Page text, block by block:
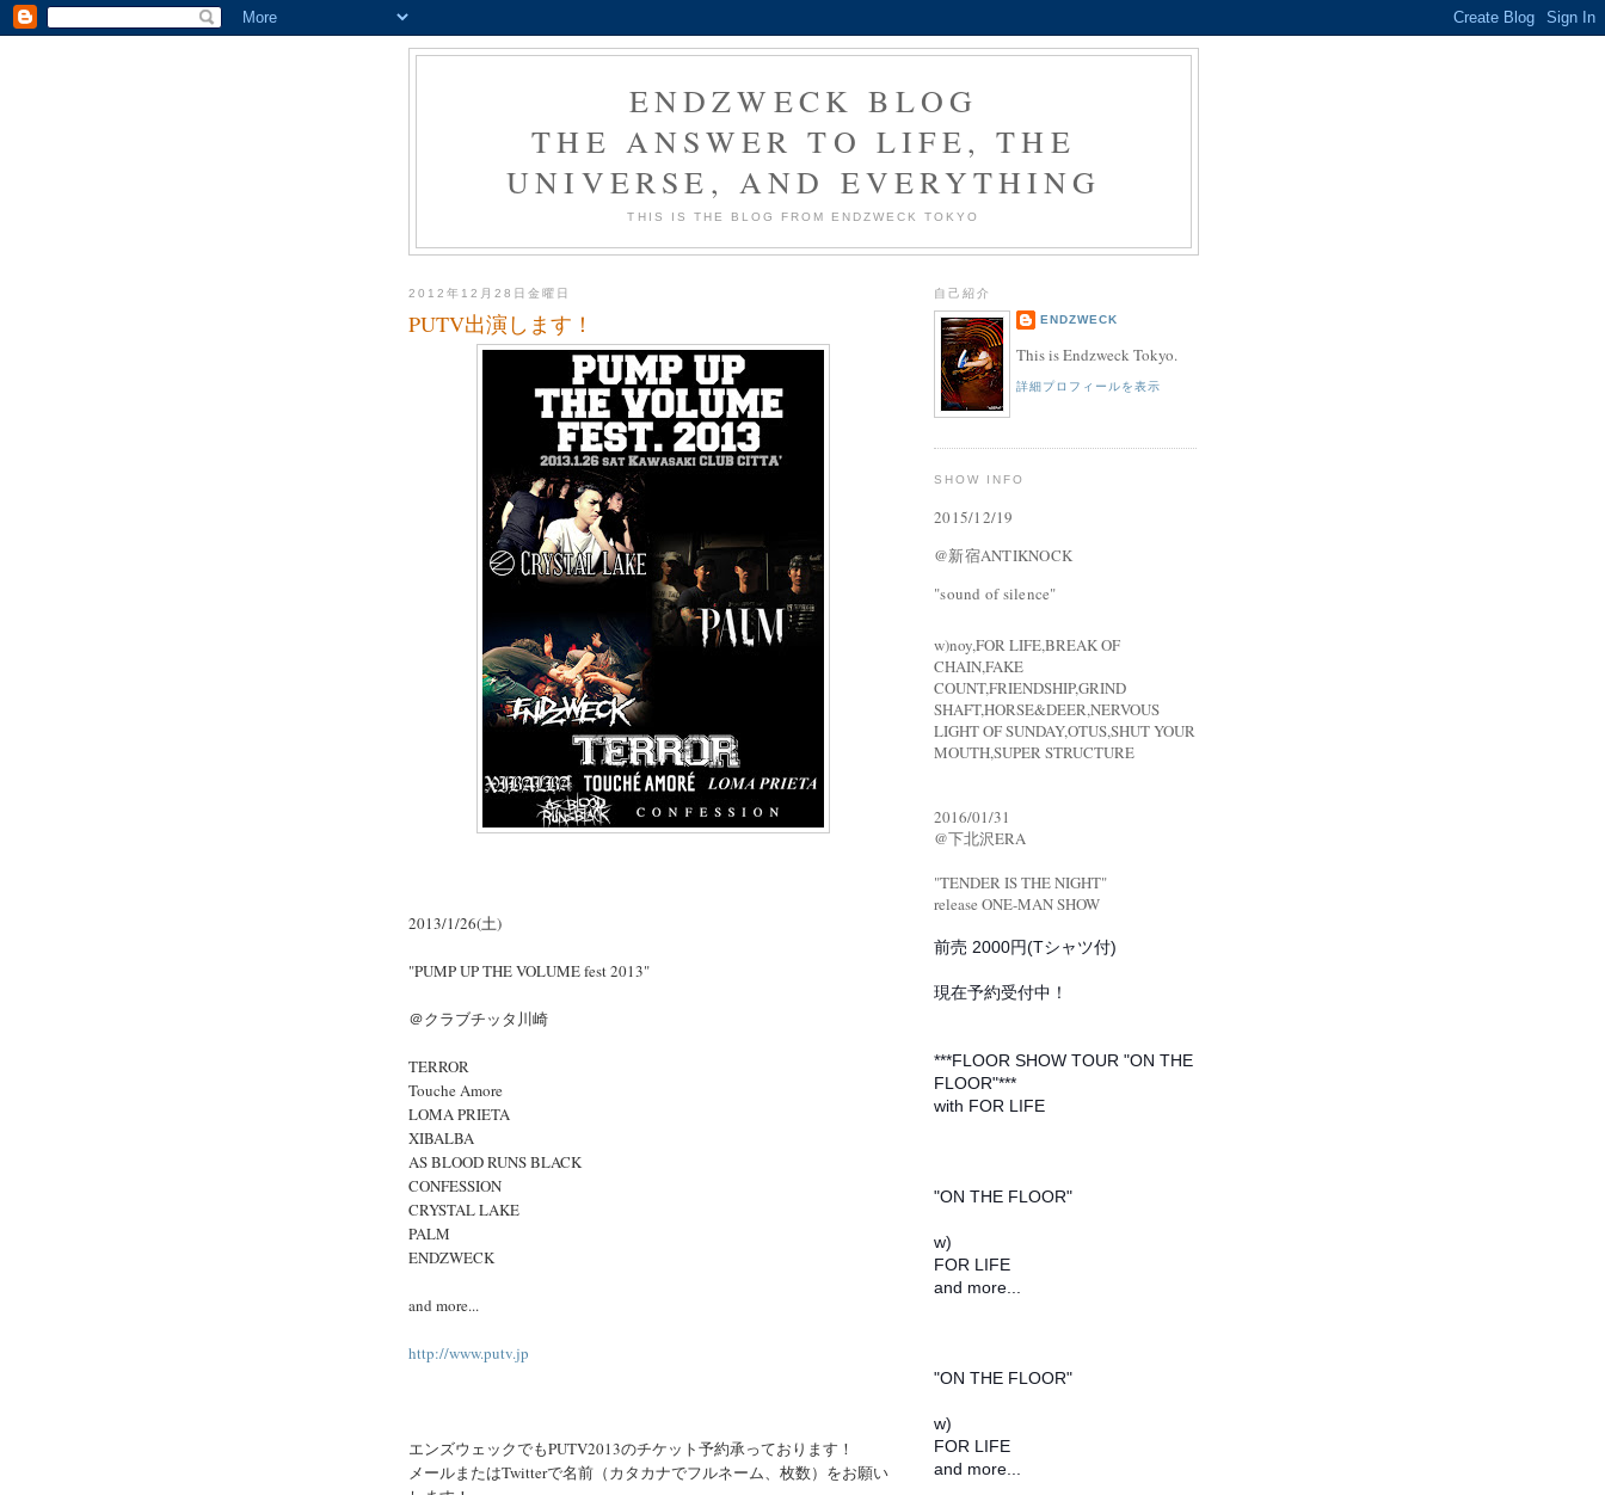
ENDZWECK BLOG
THE ANSWER TO LIFE, THE
UNIVERSE, AND EVERYTHING
THIS IS THE BLOG FROM ENDZWECK TOKYO
2012年12月28日金曜日
PUTV出演します！
2013/1/26(土)
"PUMP UP THE VOLUME fest 2013"
＠クラブチッタ川崎
TERROR
Touche Amore
LOMA PRIETA
XIBALBA
AS BLOOD RUNS BLACK
CONFESSION
CRYSTAL LAKE
PALM
ENDZWECK
and more...
http://www.putv.jp
エンズウェックでもPUTV2013のチケット予約承っております！
メールまたはTwitterで名前（カタカナでフルネーム、枚数）をお願い
自己紹介
ENDZWECK
This is Endzweck Tokyo.
詳細プロフィールを表示
SHOW INFO
2015/12/19
@新宿ANTIKNOCK
"sound of silence"
w)noy,FOR LIFE,BREAK OF
CHAIN,FAKE
COUNT,FRIENDSHIP,GRIND
SHAFT,HORSE&DEER,NERVOUS
LIGHT OF SUNDAY,OTUS,SHUT YOUR
MOUTH,SUPER STRUCTURE
2016/01/31
@下北沢ERA
"TENDER IS THE NIGHT"
release ONE-MAN SHOW
前売 2000円(Tシャツ付)
現在予約受付中！
***FLOOR SHOW TOUR "ON THE
FLOOR"***
with FOR LIFE
"ON THE FLOOR"
w)
FOR LIFE
and more...
"ON THE FLOOR"
w)
FOR LIFE
and more...